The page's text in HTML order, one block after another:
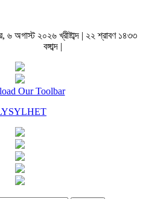
৬ অগাস্ট ২০২৬ খ্রীষ্টাব্দ | ২২ শ্রাবণ ১৪৩৩
বঙ্গাব্দ |
Our Toolbar